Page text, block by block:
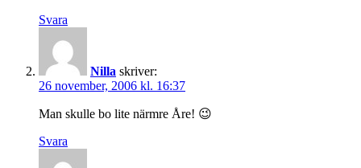
Svara
Nilla skriver:
26 november, 2006 kl. 16:37
Man skulle bo lite närmre Åre! 😉
Svara